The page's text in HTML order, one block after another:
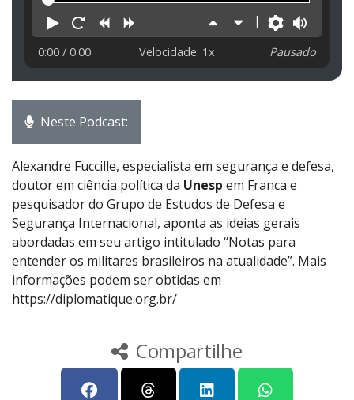
Reproduzir
ReiniciarRetroceder
Aumentar
velocidade
Diminuir
velocidade
0:00 / 0:00 Velocidade: 1x Pausado
Neste Podcast:
Alexandre Fuccille, especialista em segurança e defesa,
doutor em ciência política da Unesp em Franca e
pesquisador do Grupo de Estudos de Defesa e
Segurança Internacional, aponta as ideias gerais
abordadas em seu artigo intitulado “Notas para
entender os militares brasileiros na atualidade”. Mais
informações podem ser obtidas em
https://diplomatique.org.br/
Compartilhe